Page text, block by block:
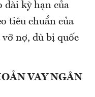
dài kỳ hạn của
tiêu chuẩn của
nợ, dù bị quốc
VAY NGÂN